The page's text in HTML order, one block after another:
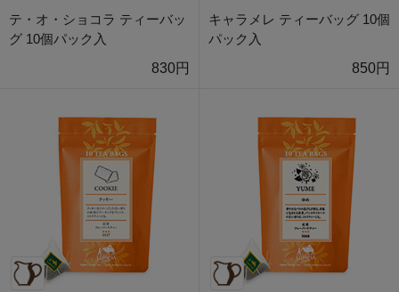
テ・オ・ショコラ ティーバッ
グ 10個パック入
830円
キャラメレ ティーバッグ 10個
パック入
850円